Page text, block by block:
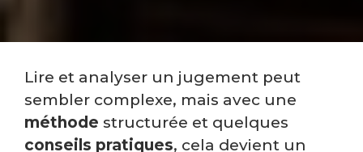
Lire et analyser un jugement peut
sembler complexe, mais avec une
méthode structurée et quelques
conseils pratiques, cela devient un